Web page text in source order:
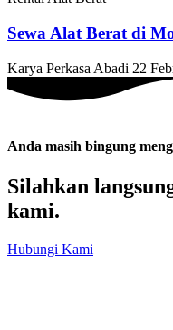
Sewa Alat Berat di
Karya Perkasa Abadi 22
Anda masih bingung
Silahkan
kami.
Hubungi Kami